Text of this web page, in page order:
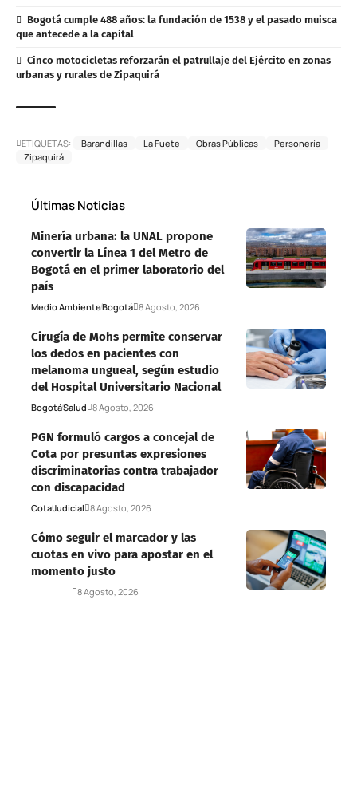
Bogotá cumple 488 años: la fundación de 1538 y el pasado muisca
que antecede a la capital
Cinco motocicletas reforzarán el patrullaje del Ejército en zonas
urbanas y rurales de Zipaquirá
ETIQUETAS: Barandillas La Fuete Obras Públicas
Personería
Zipaquirá
Últimas Noticias
Minería urbana: la UNAL propone
convertir la Línea 1 del Metro de
Bogotá en el primer laboratorio del
país
Medio AmbienteBogotá 8 Agosto, 2026
Cirugía de Mohs permite conservar
los dedos en pacientes con
melanoma ungueal, según estudio
del Hospital Universitario Nacional
BogotáSalud 8 Agosto, 2026
PGN formuló cargos a concejal de
Cota por presuntas expresiones
discriminatorias contra trabajador
con discapacidad
CotaJudicial 8 Agosto, 2026
Cómo seguir el marcador y las
cuotas en vivo para apostar en el
momento justo
8 Agosto, 2026